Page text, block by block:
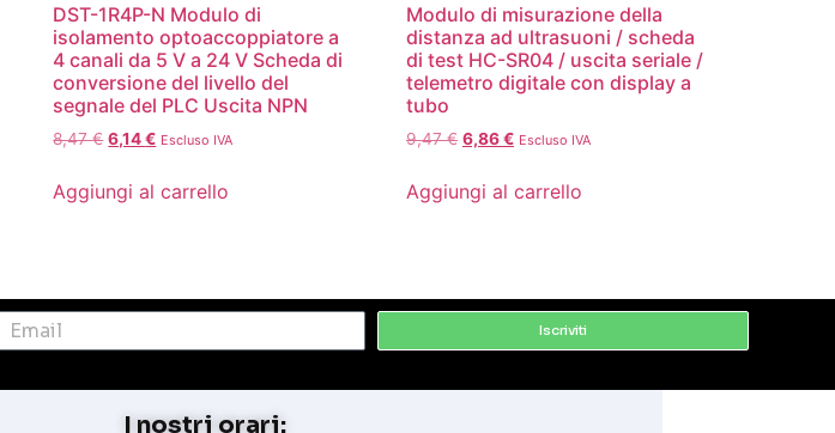
DST-1R4P-N Modulo di
isolamento optoaccoppiatore a
4 canali da 5 V a 24 V Scheda di
conversione del livello del
segnale del PLC Uscita NPN
8,47€ 6,14€ Escluso IVA
Aggiungi al carrello
Modulo di misurazione della
distanza ad ultrasuoni / scheda
di test HC-SR04 / uscita seriale /
telemetro digitale con display a
tubo
9,47€ 6,86€ Escluso IVA
Aggiungi al carrello
Iscriviti
I nostri orari: